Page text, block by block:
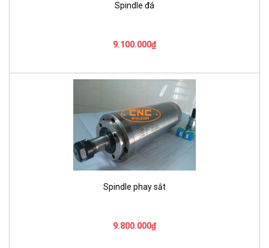
Spindle đá
9.100.000₫
Spindle phay sắt
9.800.000₫